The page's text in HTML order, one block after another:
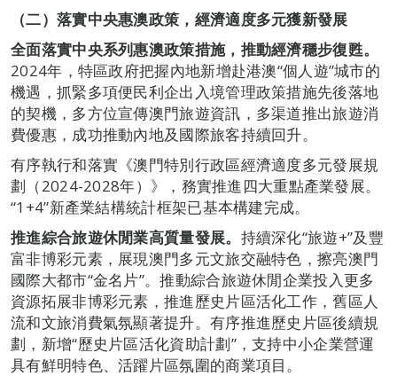
（二）落實中央惠澳政策，經濟適度多元獲新發展
全面落實中央系列惠澳政策措施，推動經濟穩步復甦。
2024年，特區政府把握內地新增赴港澳“個人遊”城市的
機遇，抓緊多項便民利企出入境管理政策措施先後落地
的契機，多方位宣傳澳門旅遊資訊，多渠道推出旅遊消
費優惠，成功推動內地及國際旅客持續回升。
有序執行和落實《澳門特別行政區經濟適度多元發展規
劃（2024-2028年）》，務實推進四大重點產業發展。
“1+4”新產業結構統計框架已基本構建完成。
推進綜合旅遊休閒業高質量發展。 持續深化“旅遊+”及豐
富非博彩元素，展現澳門多元文旅交融特色，擦亮澳門
國際大都市“金名片”。推動綜合旅遊休閒企業投入更多
資源拓展非博彩元素，推進歷史片區活化工作，舊區人
流和文旅消費氣氛顯著提升。有序推進歷史片區後續規
劃，新增“歷史片區活化資助計劃”，支持中小企業營運
具有鮮明特色、活躍片區氛圍的商業項目。